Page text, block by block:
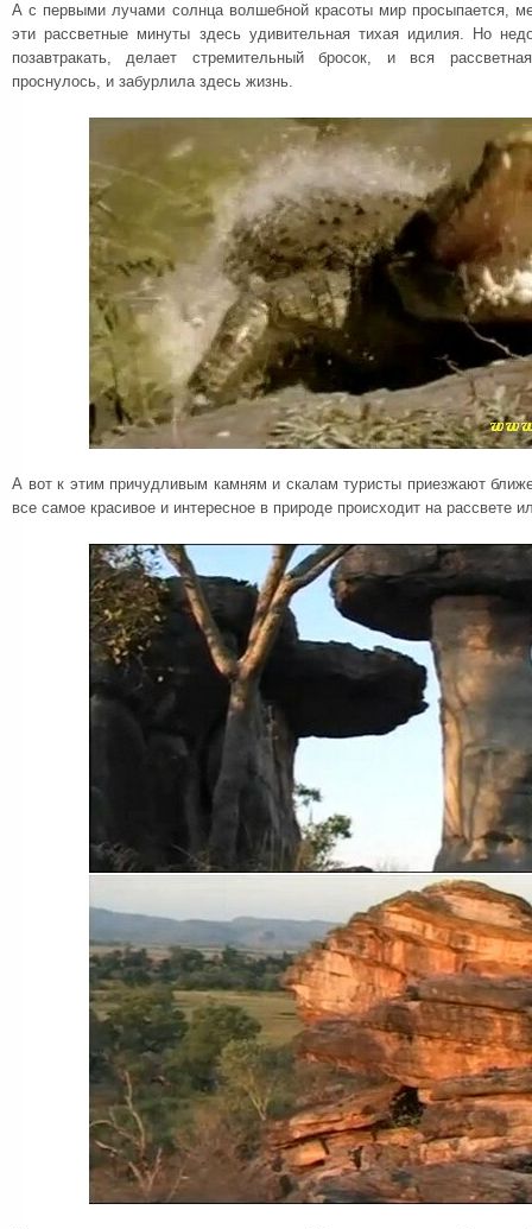
А с первыми лучами солнца волшебной красоты мир просыпается,
эти рассветные минуты здесь удивительная тихая идилия. Но
позавтракать, делает стремительный бросок, и вся
проснулось, и забурлила здесь жизнь.
А вот к этим причудливым камням и скалам туристы приезжают
все самое красивое и интересное в природе происходит на рассвете